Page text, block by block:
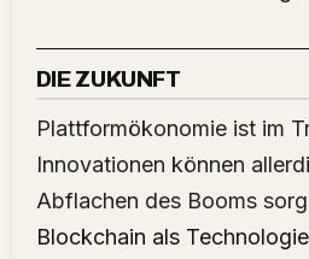
DIE ZUKUNFT
Plattformökonomie ist im
Innovationen können
Abflachen des Booms
Blockchain als Technologie